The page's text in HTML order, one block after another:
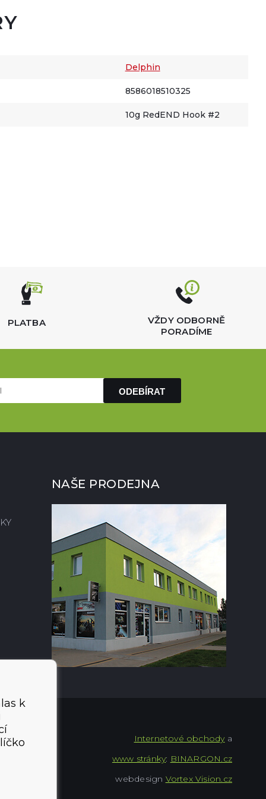
Delphin
8586018510325
10g RedEND Hook #2
PLATBA
VŽDY ODBORNĚ
PORADÍME
ODEBÍRAT
NAŠE PRODEJNA
Internetové obchodya
www stránky: BINARGON.cz
webdesign Vortex Vision.cz
k